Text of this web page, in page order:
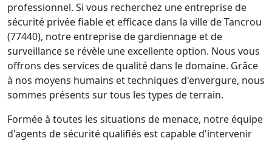
professionnel. Si vous recherchez une entreprise de
sécurité privée fiable et efficace dans la ville de Tancrou
(77440), notre entreprise de gardiennage et de
surveillance se révèle une excellente option. Nous vous
offrons des services de qualité dans le domaine. Grâce
à nos moyens humains et techniques d'envergure, nous
sommes présents sur tous les types de terrain.
Formée à toutes les situations de menace, notre équipe
d'agents de sécurité qualifiés est capable d'intervenir